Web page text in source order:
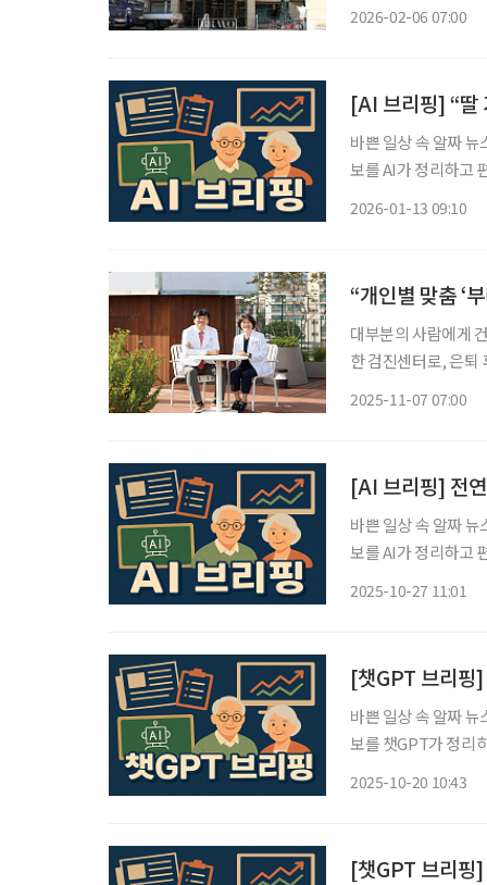
2026-02-06 07:00
[AI 브리핑] “딸
바쁜 일상 속 알짜
보를 AI가 정리하고 편집국 기자
2026-01-13 09:10
“개인별 맞춤 ‘
대부분의 사람에게
한 검진센터로, 은퇴
2025-11-07 07:00
[AI 브리핑] 전
바쁜 일상 속 알짜
보를 AI가 정리하고 편집국 기
2025-10-27 11:01
[챗GPT 브리핑]
바쁜 일상 속 알짜
보를 챗GPT가 정리하고 편집
2025-10-20 10:43
[챗GPT 브리핑